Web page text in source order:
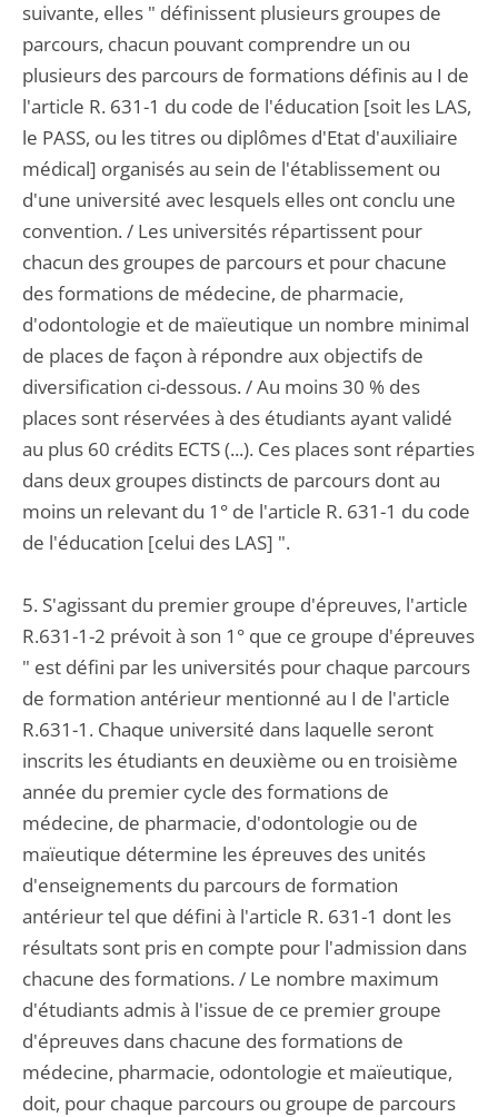
suivante, elles " définissent plusieurs groupes de
parcours, chacun pouvant comprendre un ou
plusieurs des parcours de formations définis au I de
l'article R. 631-1 du code de l'éducation [soit les LAS,
le PASS, ou les titres ou diplômes d'Etat d'auxiliaire
médical] organisés au sein de l'établissement ou
d'une université avec lesquels elles ont conclu une
convention. / Les universités répartissent pour
chacun des groupes de parcours et pour chacune
des formations de médecine, de pharmacie,
d'odontologie et de maïeutique un nombre minimal
de places de façon à répondre aux objectifs de
diversification ci-dessous. / Au moins 30 % des
places sont réservées à des étudiants ayant validé
au plus 60 crédits ECTS (...). Ces places sont réparties
dans deux groupes distincts de parcours dont au
moins un relevant du 1° de l'article R. 631-1 du code
de l'éducation [celui des LAS] ".
5. S'agissant du premier groupe d'épreuves, l'article
R.631-1-2 prévoit à son 1° que ce groupe d'épreuves
" est défini par les universités pour chaque parcours
de formation antérieur mentionné au I de l'article
R.631-1. Chaque université dans laquelle seront
inscrits les étudiants en deuxième ou en troisième
année du premier cycle des formations de
médecine, de pharmacie, d'odontologie ou de
maïeutique détermine les épreuves des unités
d'enseignements du parcours de formation
antérieur tel que défini à l'article R. 631-1 dont les
résultats sont pris en compte pour l'admission dans
chacune des formations. / Le nombre maximum
d'étudiants admis à l'issue de ce premier groupe
d'épreuves dans chacune des formations de
médecine, pharmacie, odontologie et maïeutique,
doit, pour chaque parcours ou groupe de parcours